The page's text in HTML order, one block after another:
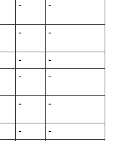
- -
- -
-
-
- -
- -
-
-